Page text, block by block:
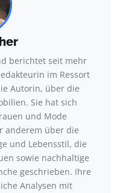
berichtet seit mehr
im Ressort
Autorin, über die
Sie hat sich
und Mode
anderem über die
und Lebensstil, die
sowie nachhaltige
geschrieben. Ihre
Analysen mit